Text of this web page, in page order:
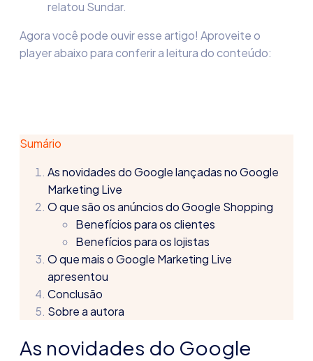
relatou Sundar.
Agora você pode ouvir esse artigo! Aproveite o
player abaixo para conferir a leitura do conteúdo:
Sumário
As novidades do Google lançadas no Google
Marketing Live
O que são os anúncios do Google Shopping
Benefícios para os clientes
Benefícios para os lojistas
O que mais o Google Marketing Live
apresentou
Conclusão
Sobre a autora
As novidades do Google